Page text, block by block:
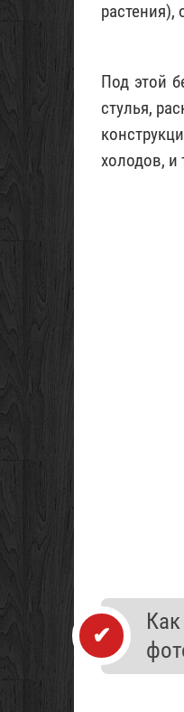
растения),
Под этой
стулья,
холодов, и